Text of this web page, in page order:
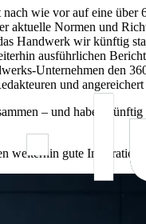
wie vor auf eine über
aktuelle Normen und
Handwerk wir künftig
ausführlichen
Unternehmen den
und
– und haben
gute Inspiration